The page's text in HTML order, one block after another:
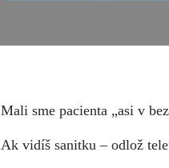
Mali sme pacienta „asi v
Ak vidíš sanitku – odlož